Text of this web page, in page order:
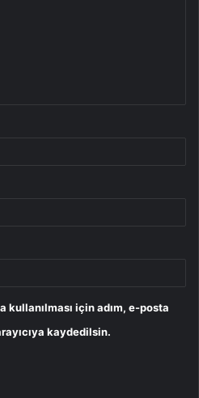
kullanılması için adım, e-posta
kaydedilsin.